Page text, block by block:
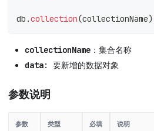
db .collection(collectionName)
collectionName ：集合名称
data: 要新增的数据对象
参数说明
参数 类型 必填 说明